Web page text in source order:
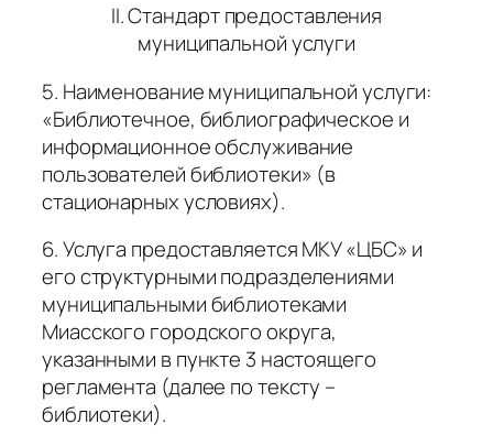
II. Стандарт предоставления
муниципальной услуги
5. Наименование муниципальной услуги:
«Библиотечное, библиографическое и
информационное обслуживание
пользователей библиотеки» (в
стационарных условиях).
6. Услуга предоставляется МКУ «ЦБС» и
его структурными подразделениями
муниципальными библиотеками
Миасского городского округа,
указанными в пункте 3 настоящего
регламента (далее по тексту –
библиотеки).